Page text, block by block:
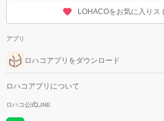
LOHACOをお気に入りス
アプリ
ロハコアプリをダウンロード
ロハコアプリについて
ロハコ公式LINE